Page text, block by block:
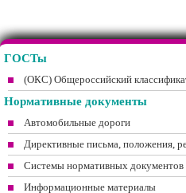
ГОСТы
(ОКС) Общероссийский
Нормативные документы
Автомобильные дороги
Директивные письма, положения,
Системы нормативных документов
Информационные материалы